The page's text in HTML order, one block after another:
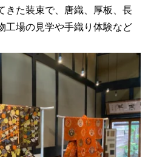
きた装束で、唐織、厚板、長
工場の見学や手織り体験など